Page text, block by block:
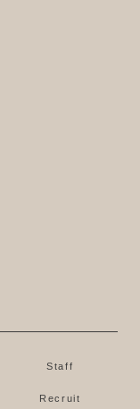
Staff
Recruit